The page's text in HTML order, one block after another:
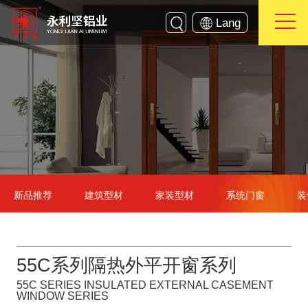
Lang
新品推荐 建筑型材 家装型材 系统门窗
55C系列隔热外平开窗系列
55C SERIES INSULATED EXTERNAL CASEMENT
WINDOW SERIES